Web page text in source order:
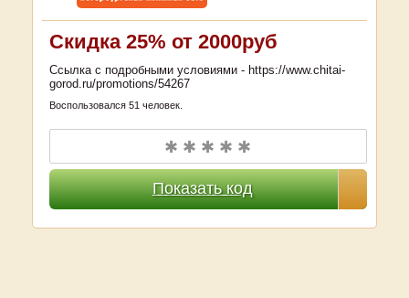
Скидка 25% от 2000руб
Ссылка с подробными условиями - https://www.chitai-
gorod.ru/promotions/54267
Воспользовался 51 человек.
Показать код
✱ ✱ ✱ ✱ ✱